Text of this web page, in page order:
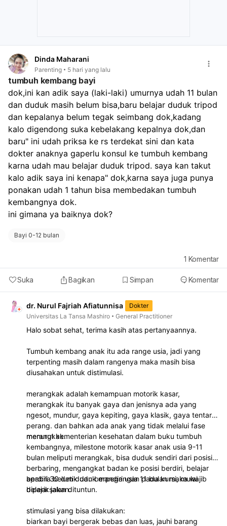
Dinda Maharani
Parenting 5 hari yang lalu
tumbuh kembang bayi
dok,ini kan adik saya (laki-laki) umurnya udah 11 bulan
dan duduk masih belum bisa,baru belajar duduk tripod
dan kepalanya belum tegak seimbang dok,kadang
kalo digendong suka kebelakang kepalnya dok,dan
baru" ini udah priksa ke rs terdekat sini dan kata
dokter anaknya gaperlu konsul ke tumbuh kembang
karna udah mau belajar duduk tripod. saya kan takut
kalo adik saya ini kenapa" dok,karna saya juga punya
ponakan udah 1 tahun bisa membedakan tumbuh
kembangnya dok.
ini gimana ya baiknya dok?
Bayi 0-12 bulan
Suka Bagikan Simpan Komentar
1 Komentar
dr. Nurul Fajriah Afiatunnisa
Dokter
Universitas La Tansa Mashiro
General Practitioner
Halo sobat sehat, terima kasih atas pertanyaannya.
Tumbuh kembang anak itu ada range usia, jadi yang
terpenting masih dalam rangenya maka masih bisa
diusahakan untuk distimulasi.
merangkak adalah kemampuan motorik kasar,
merangkak itu banyak gaya dan jenisnya ada yang
ngesot, mundur, gaya kepiting, gaya klasik, gaya tentara
perang. dan bahkan ada anak yang tidak melalui fase
merangkak.
menurut kementerian kesehatan dalam buku tumbuh
kembangnya, milestone motorik kasar anak usia 9-11
bulan meliputi merangkak, bisa duduk sendiri dari posisi
berbaring, mengangkat badan ke posisi berdiri, belajar
berdiri 30 detik dan berpegangan pada kursi, mulai
belajar jalan dituntun.
apabila belum duduk mandiri usia 11 bulan maka wajib
diperiksakan.
stimulasi yang bisa dilakukan:
biarkan bayi bergerak bebas dan luas, jauhi barang